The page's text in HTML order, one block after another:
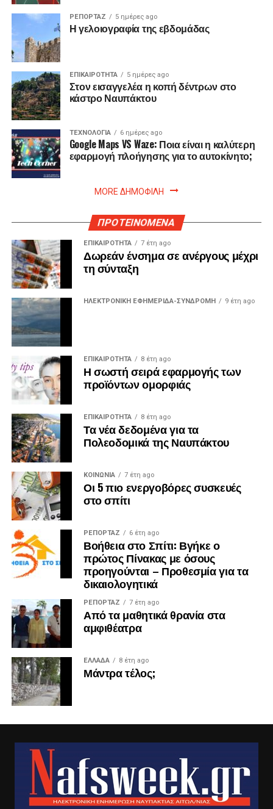
ΡΕΠΟΡΤΑΖ 5 ημέρες ago
Η γελοιογραφία της εβδομάδας
ΕΠΙΚΑΙΡΟΤΗΤΑ 5 ημέρες ago
Στον εισαγγελέα η κοπή δέντρων στο
κάστρο Ναυπάκτου
ΤΕΧΝΟΛΟΓΙΑ 6 ημέρες ago
Google Maps VS Waze: Ποια είναι η καλύτερη
εφαρμογή πλοήγησης για το αυτοκίνητο;
MORE ΔΗΜΟΦΙΛΗ
ΠΡΟΤΕΙΝΟΜΕΝΑ
ΕΠΙΚΑΙΡΟΤΗΤΑ 7 έτη ago
Δωρεάν ένσημα σε ανέργους μέχρι
τη σύνταξη
ΗΛΕΚΤΡΟΝΙΚΗ ΕΦΗΜΕΡΙΔΑ-ΣΥΝΔΡΟΜΗ 9 έτη ago
ΕΠΙΚΑΙΡΟΤΗΤΑ 8 έτη ago
Η σωστή σειρά εφαρμογής των
προϊόντων ομορφιάς
ΕΠΙΚΑΙΡΟΤΗΤΑ 8 έτη ago
Τα νέα δεδομένα για τα
Πολεοδομικά της Ναυπάκτου
ΚΟΙΝΩΝΙΑ 7 έτη ago
Οι 5 πιο ενεργοβόρες συσκευές
στο σπίτι
ΡΕΠΟΡΤΑΖ 6 έτη ago
Βοήθεια στο Σπίτι: Βγήκε ο
πρώτος Πίνακας με όσους
προηγούνται – Προθεσμία για τα
δικαιολογητικά
ΡΕΠΟΡΤΑΖ 7 έτη ago
Από τα μαθητικά θρανία στα
αμφιθέατρα
ΕΛΛΑΔΑ 8 έτη ago
Μάντρα τέλος;